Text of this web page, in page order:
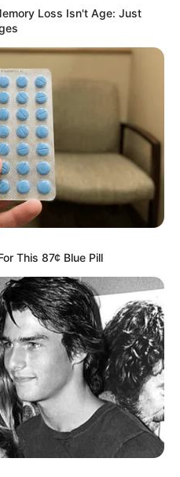
Loss Isn't Age: Just
This 87¢ Blue Pill